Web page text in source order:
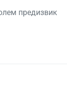
предизвик